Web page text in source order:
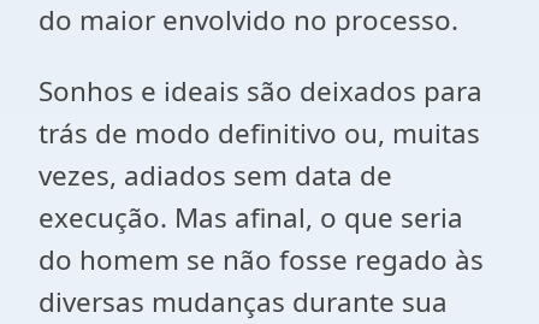
do maior envolvido no processo.
Sonhos e ideais são deixados para
trás de modo definitivo ou, muitas
vezes, adiados sem data de
execução. Mas afinal, o que seria
do homem se não fosse regado às
diversas mudanças durante sua